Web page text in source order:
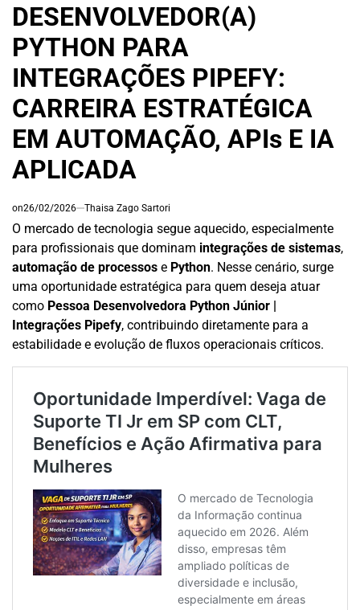
DESENVOLVEDOR(A)
PYTHON PARA
INTEGRAÇÕES PIPEFY:
CARREIRA ESTRATÉGICA
EM AUTOMAÇÃO, APIs E IA
APLICADA
on26/02/2026 Thaisa Zago Sartori
O mercado de tecnologia segue aquecido, especialmente
para profissionais que dominam integrações de sistemas,
automação de processos e Python. Nesse cenário, surge
uma oportunidade estratégica para quem deseja atuar
como Pessoa Desenvolvedora Python Júnior |
Integrações Pipefy, contribuindo diretamente para a
estabilidade e evolução de fluxos operacionais críticos.